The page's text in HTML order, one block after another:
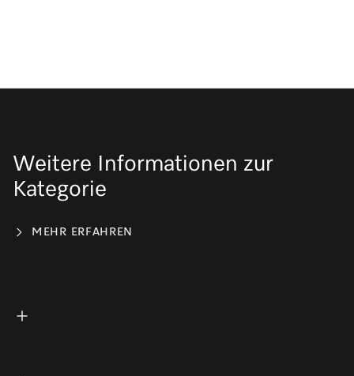
Weitere Informationen zur
Kategorie
MEHR ERFAHREN